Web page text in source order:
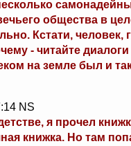
общества в
Кстати,
- читайте
на земле был и
NS
я прочел
книжка. Но там